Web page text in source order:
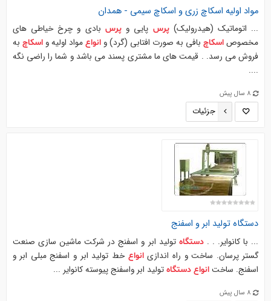
مواد اولیه اسکاچزری و اسکاچسیمی - همدان
... اتوماتيك (هيدروليك)پرس پايي وپرس بادي و چرخ خياطي هاي
مخصوص اسکاچبافي به صورت افتابي (گرد) وانواع مواد اولیه واسکاچ به
فروش مي رسد. . قيمت هاي ما مشتري پسند مي باشد و شما را راضي نگه
....
8 سال پیش
جزئیات
دستگاهتولید ابر و اسفنج
... با کانوایر. . .دستگاه تولید ابر و اسفنج در شرکت ماشین سازی صنعت
گستر پرسان. ساخت و راه اندازیانواع خط تولید ابر و اسفنج مبلی ابر و
اسفنج. ساخت انواع دستگاهتولید ابر واسفنج پیوسته کانوایر ...
8 سال پیش